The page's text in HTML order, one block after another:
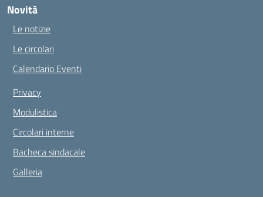
Novità
Le notizie
Le circolari
Calendario Eventi
Privacy
Modulistica
Circolari interne
Bacheca sindacale
Galleria